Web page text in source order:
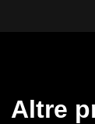
Altre